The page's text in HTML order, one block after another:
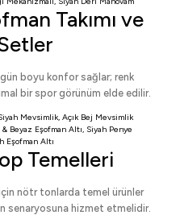
Takımı ve
boyu konfor sağlar; renk
bir spor görünüm elde edilir.
Mevsimlik, Açık Bej Mevsimlik
& Beyaz Eşofman Altı, Siyah Penye
Eşofman Altı
Temelleri
nötr tonlarda temel ürünler
senaryosuna hizmet etmelidir.